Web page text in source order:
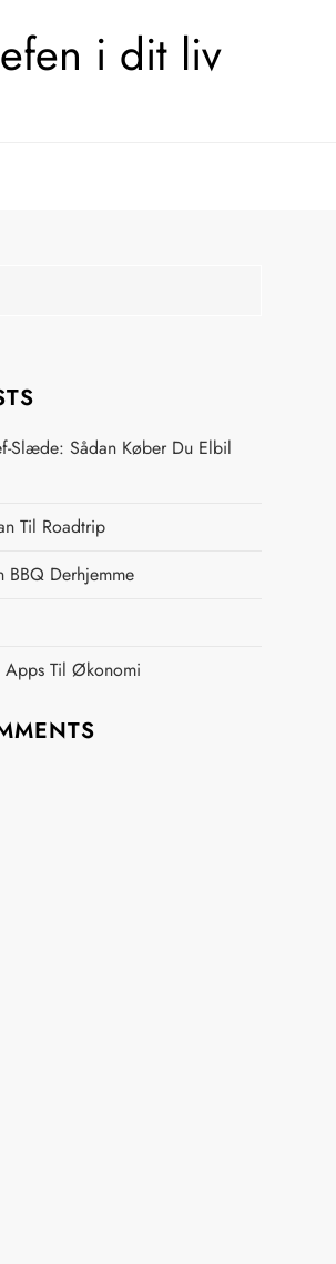
i dit liv
Slæde: Sådan Køber Du Elbil
Til Roadtrip
BBQ Derhjemme
Apps Til Økonomi